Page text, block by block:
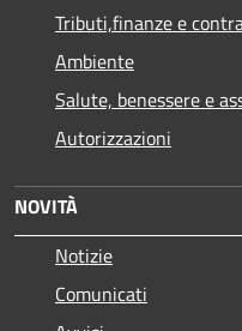
Tributi,finanze e
Ambiente
Salute, benessere e
Autorizzazioni
NOVITÀ
Notizie
Comunicati